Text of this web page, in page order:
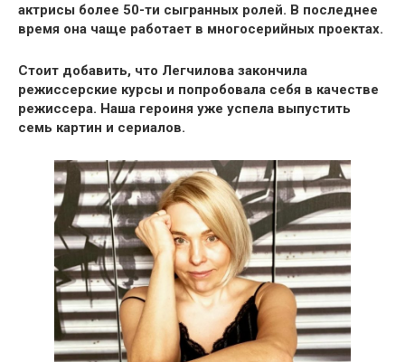
актрисы более 50-ти сыгранных ролей. В последнее
время она чаще работает в многосерийных проектах.
Стоит добавить, что Легчилова закончила
режиссерские курсы и попробовала себя в качестве
режиссера. Наша героиня уже успела выпустить
семь картин и сериалов.